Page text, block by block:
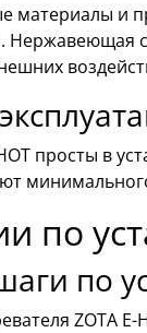
материалы и
Нержавеющая
просты в
по
по
ZOTA